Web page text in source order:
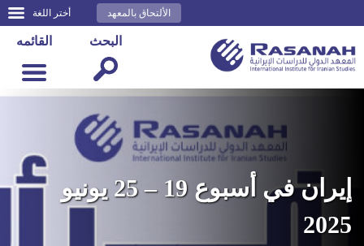
أختر اللغة الألتحاق بالمعهد
القائمه البحث
إيران في أسبوع 19 – 25 يونيو
2025